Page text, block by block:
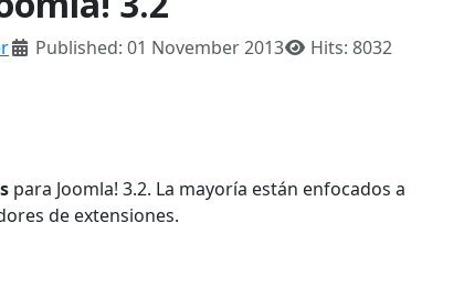
Published: 01 November 2013 Hits: 8032
para Joomla! 3.2. La mayoría están enfocados a
de extensiones.